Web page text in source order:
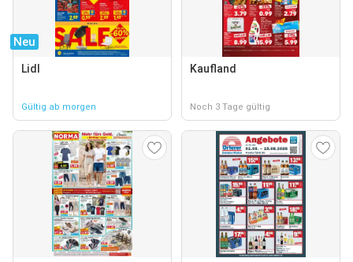
Neu
Lidl
Gültig ab morgen
Kaufland
Noch 3 Tage gültig